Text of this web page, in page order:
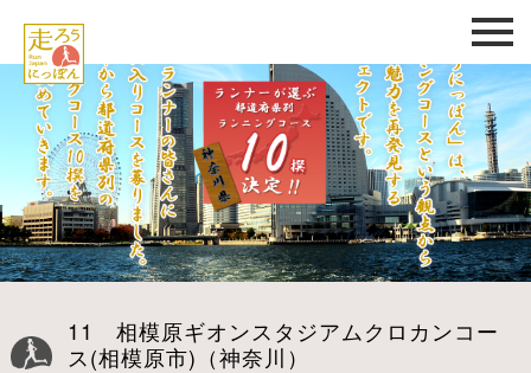
11 相模原ギオンスタジアムクロカンコー
ス(相模原市)（神奈川）